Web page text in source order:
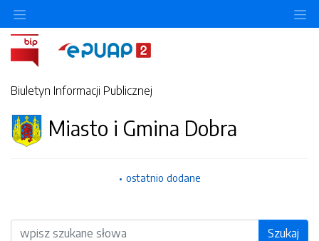
Biuletyn Informacji Publicznej
Miasto i Gmina Dobra
ostatnio dodane
Wyszukiwarka Szukaj